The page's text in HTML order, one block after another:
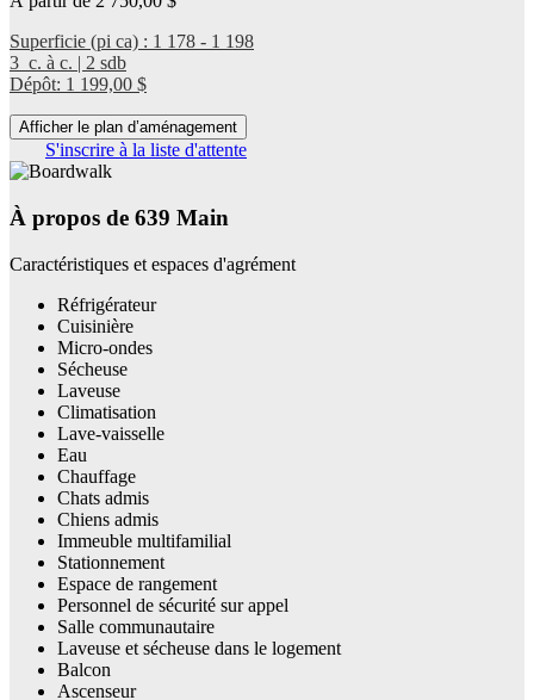
Superficie (pi ca) : 1 178 - 1 198
3 c. à c. | 2 sdb
Dépôt: 1 199,00 $
Afficher le plan d’aménagement
S'inscrire à la liste d'attente
À propos de 639 Main
Caractéristiques et espaces d'agrément
Réfrigérateur
Cuisinière
Micro-ondes
Sécheuse
Laveuse
Climatisation
Lave-vaisselle
Eau
Chauffage
Chats admis
Chiens admis
Immeuble multifamilial
Stationnement
Espace de rangement
Personnel de sécurité sur appel
Salle communautaire
Laveuse et sécheuse dans le logement
Balcon
Ascenseur